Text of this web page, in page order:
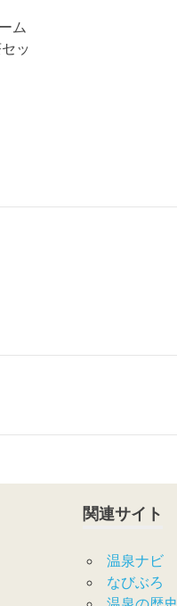
ム
ッ
関連サイト
温泉ナビ
なびぶろ